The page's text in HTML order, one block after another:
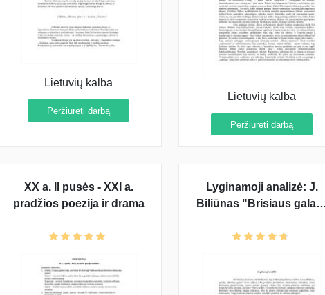
Lietuvių kalba
Peržiūrėti darbą
Lietuvių kalba
Peržiūrėti darbą
XX a. II pusės - XXI a.
pradžios poezija ir drama
Lyginamoji analizė: J.
Biliūnas "Brisiaus